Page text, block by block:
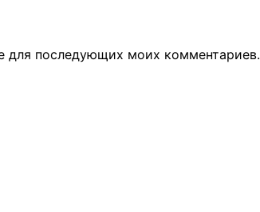
для последующих моих комментариев.